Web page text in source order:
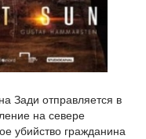
Зади отправляется в
на севере
убийство гражданина